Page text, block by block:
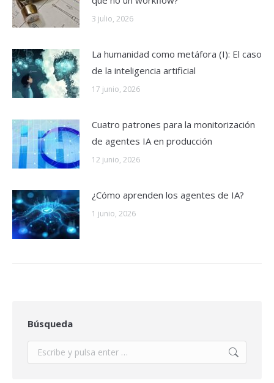
3 julio, 2026
La humanidad como metáfora (I): El caso
de la inteligencia artificial
17 junio, 2026
Cuatro patrones para la monitorización
de agentes IA en producción
12 junio, 2026
¿Cómo aprenden los agentes de IA?
1 junio, 2026
Búsqueda
Buscar: